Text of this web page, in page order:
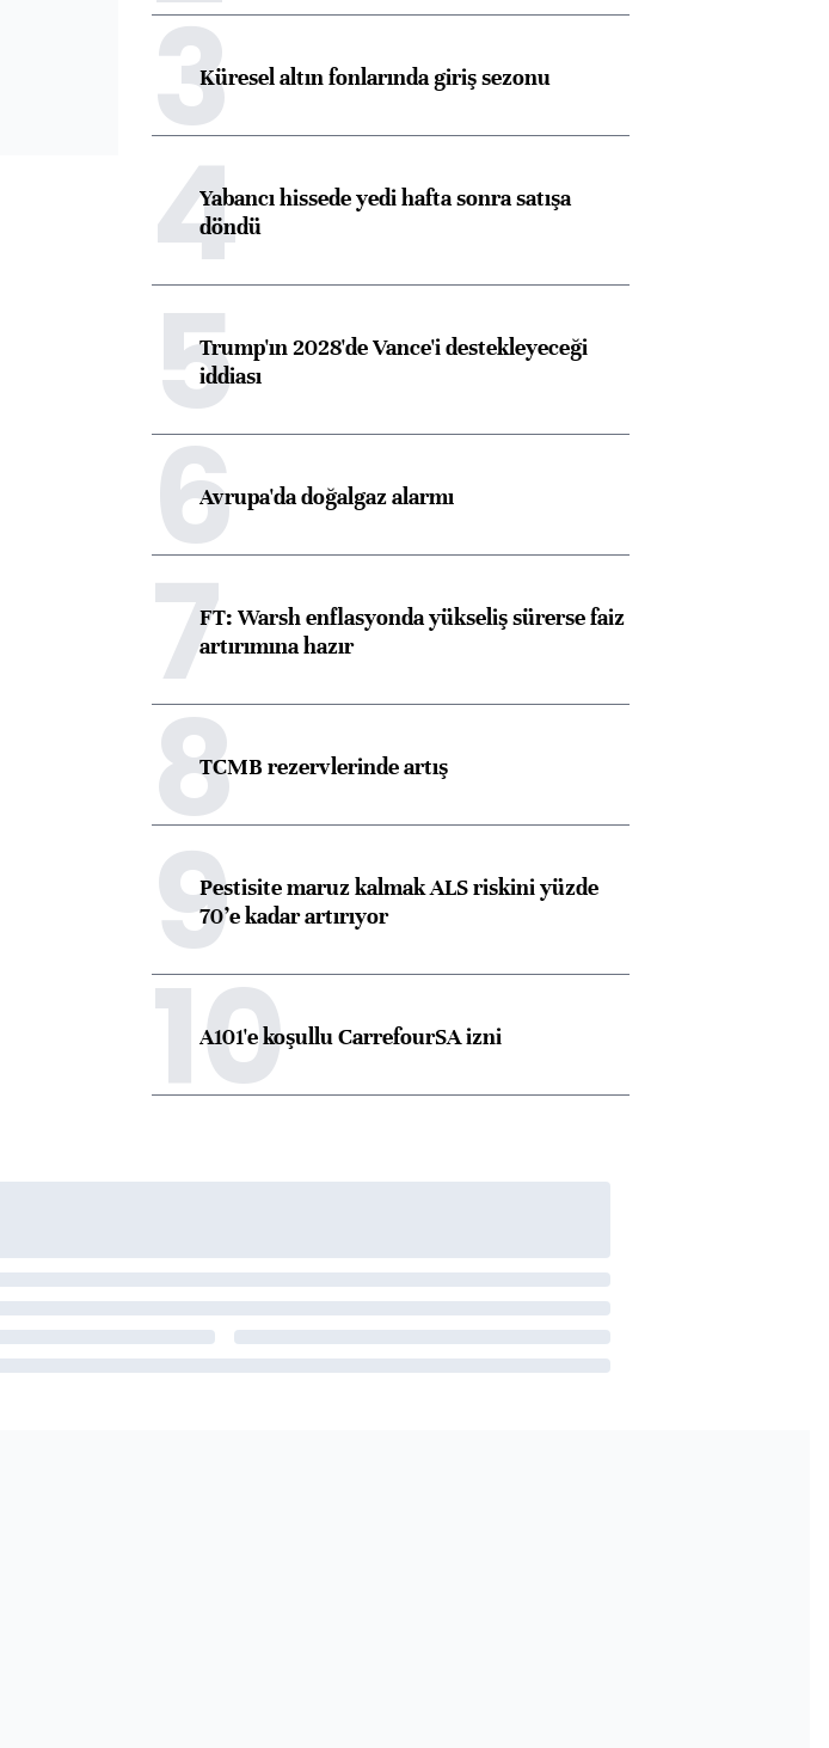
3Küresel altın fonlarında giriş sezonu
4Yabancı hissede yedi hafta sonra satışa
döndü
5Trump'ın 2028'de Vance'i destekleyeceği
iddiası
6Avrupa'da doğalgaz alarmı
7FT: Warsh enflasyonda yükseliş sürerse faiz
artırımına hazır
8TCMB rezervlerinde artış
9Pestisite maruz kalmak ALS riskini yüzde
70’e kadar artırıyor
10
A101'e koşullu CarrefourSA izni